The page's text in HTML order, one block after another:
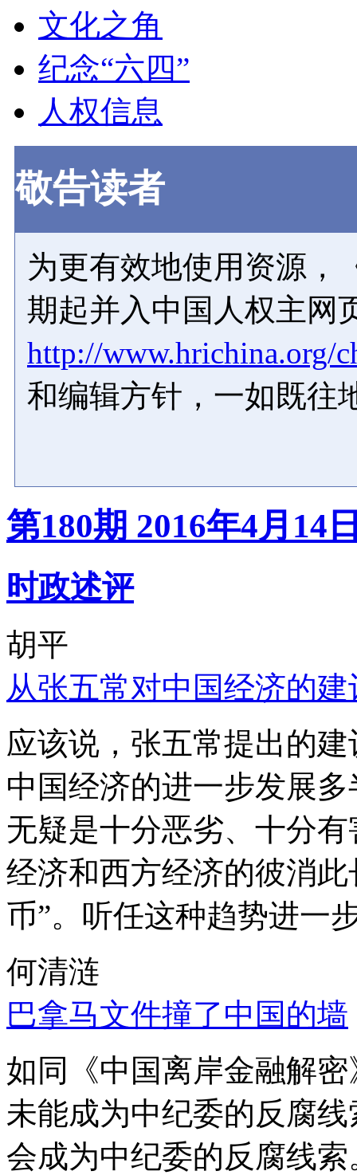
文化之角
纪念“六四”
人权信息
敬告读者
为更有效地使用资源，
期起并入中国人权主网
http://www.hrichina.org/
和编辑方针，一如既往
第180期 2016年4月14
时政述评
胡平
从张五常对中国经济的
应该说，张五常提出的
中国经济的进一步发展
无疑是十分恶劣、十分
经济和西方经济的彼消
币”。听任这种趋势进一
何清涟
巴拿马文件撞了中国的墙
如同《中国离岸金融解
未能成为中纪委的反腐
会成为中纪委的反腐线